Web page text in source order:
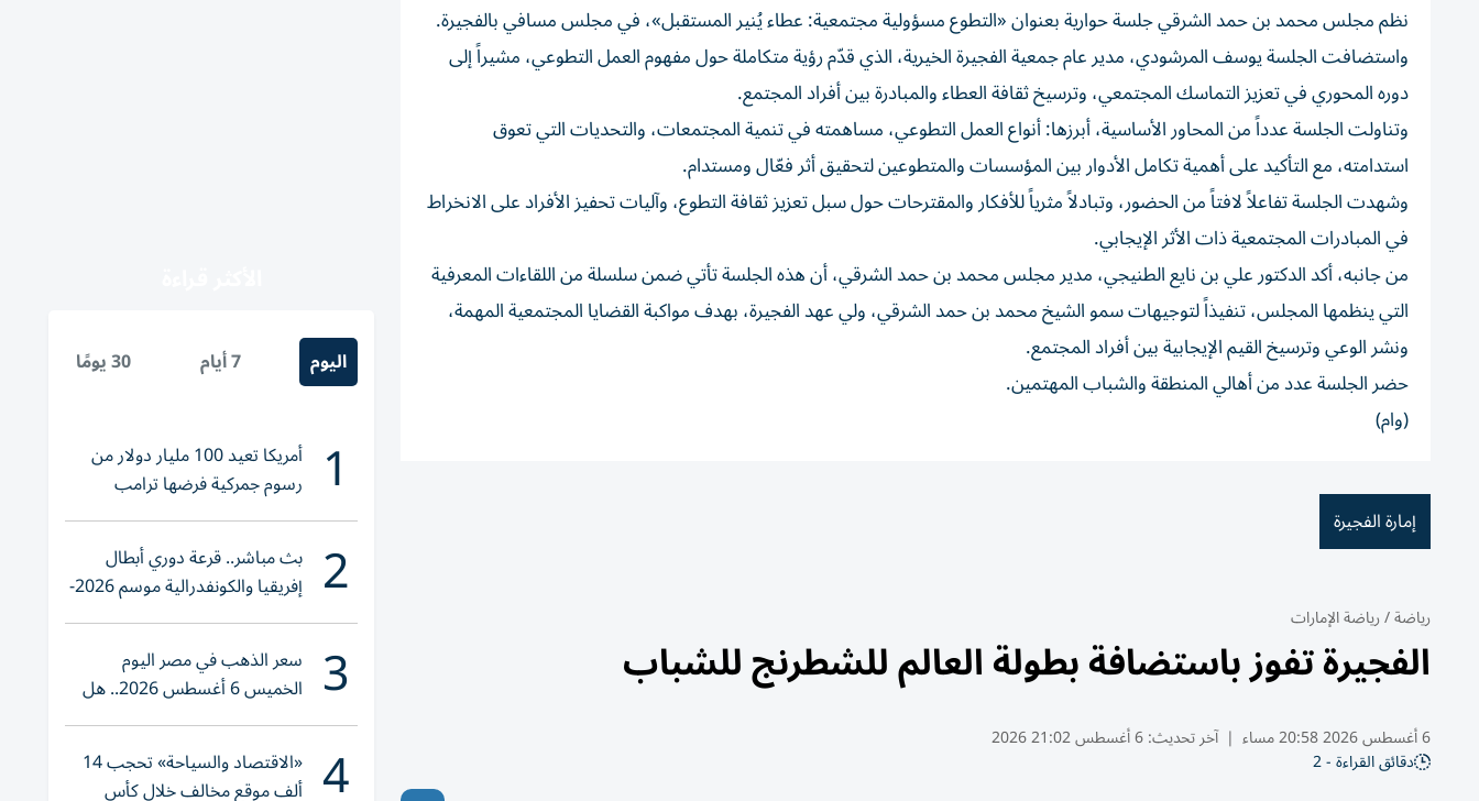
نظم مجلس محمد بن حمد الشرقي جلسة حوارية بعنوان «التطوع مسؤولية مجتمعية: عطاء يُنير المستقبل»، في مجلس مسافي بالفجيرة.
واستضافت الجلسة يوسف المرشودي، مدير عام جمعية الفجيرة الخيرية، الذي قدّم رؤية متكاملة حول مفهوم العمل التطوعي، مشيراً إلى
دوره المحوري في تعزيز التماسك المجتمعي، وترسيخ ثقافة العطاء والمبادرة بين أفراد المجتمع.
وتناولت الجلسة عدداً من المحاور الأساسية، أبرزها: أنواع العمل التطوعي، مساهمته في تنمية المجتمعات، والتحديات التي تعوق
استدامته، مع التأكيد على أهمية تكامل الأدوار بين المؤسسات والمتطوعين لتحقيق أثر فعّال ومستدام.
وشهدت الجلسة تفاعلاً لافتاً من الحضور، وتبادلاً مثرياً للأفكار والمقترحات حول سبل تعزيز ثقافة التطوع، وآليات تحفيز الأفراد على الانخراط
في المبادرات المجتمعية ذات الأثر الإيجابي.
من جانبه، أكد الدكتور علي بن نايع الطنيجي، مدير مجلس محمد بن حمد الشرقي، أن هذه الجلسة تأتي ضمن سلسلة من اللقاءات المعرفية
التي ينظمها المجلس، تنفيذاً لتوجيهات سمو الشيخ محمد بن حمد الشرقي، ولي عهد الفجيرة، بهدف مواكبة القضايا المجتمعية المهمة،
ونشر الوعي وترسيخ القيم الإيجابية بين أفراد المجتمع.
حضر الجلسة عدد من أهالي المنطقة والشباب المهتمين.
(وام)
إمارة الفجيرة
رياضة/رياضة الإمارات
الفجيرة تفوز باستضافة بطولة العالم للشطرنج للشباب
6 أغسطس 2026 20:58 مساء | آخر تحديث:6 أغسطس 21:02 2026
دقائق القراءة - 2
اليوم 7 أيام 30 يومًا
1 أمريكا تعيد 100 مليار دولار من
رسوم جمركية فرضها ترامب
2 بث مباشر.. قرعة دوري أبطال
إفريقيا والكونفدرالية موسم 2026-
2027
3 سعر الذهب في مصر اليوم
الخميس 6 أغسطس 2026.. هل
تنوي الشراء؟
4 «الاقتصاد والسياحة» تحجب 14
ألف موقع مخالف خلال كأس